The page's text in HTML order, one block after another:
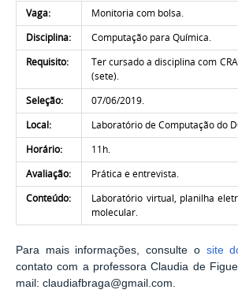
Vaga:
Monitoria com bolsa.
Disciplina:
Computação para Química.
Requisito:
Ter cursado a disciplina com
(sete).
Seleção:
07/06/2019.
Local:
Laboratório de Computação do
Horário:
11h.
Avaliação:
Prática e entrevista.
Conteúdo:
Laboratório virtual, planilha
molecular.
Para mais informações, consulte o site
contato com a professora Claudia de
mail: claudiafbraga@gmail.com.